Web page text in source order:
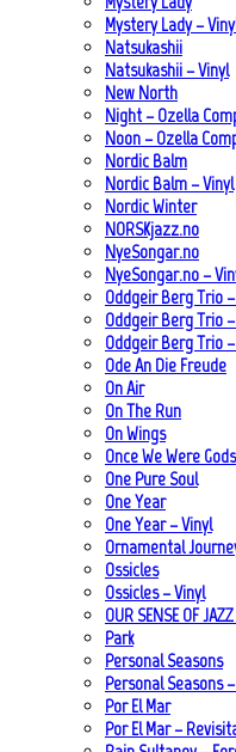
Mystery Lady –
Natsukashii
Natsukashii – Vinyl
New North
Night – Ozella
Noon – Ozella
Nordic Balm
Nordic Balm – Vinyl
Nordic Winter
NORSKjazz.no
NyeSongar.no
NyeSongar.no –
Oddgeir Berg Trio
Oddgeir Berg Trio
Oddgeir Berg Trio
Ode An Die Freude
On Air
On The Run
On Wings
Once We Were Gods
One Pure Soul
One Year
One Year – Vinyl
Ornamental
Ossicles
Ossicles – Vinyl
OUR SENSE OF
Park
Personal Seasons
Personal Seasons
Por El Mar
Por El Mar –